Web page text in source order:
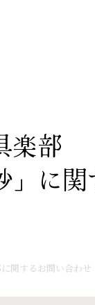
楽部
に関
関するお問い合わせ